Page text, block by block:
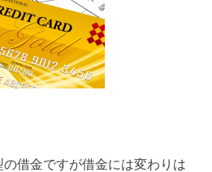
借金ですが借金には変わりは